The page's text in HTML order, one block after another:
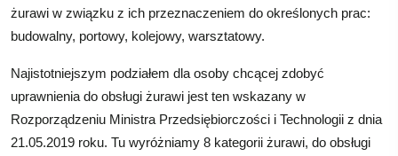
żurawi w związku z ich przeznaczeniem do określonych prac:
budowalny, portowy, kolejowy, warsztatowy.
Najistotniejszym podziałem dla osoby chcącej zdobyć
uprawnienia do obsługi żurawi jest ten wskazany w
Rozporządzeniu Ministra Przedsiębiorczości i Technologii z dnia
21.05.2019 roku. Tu wyróżniamy 8 kategorii żurawi, do obsługi